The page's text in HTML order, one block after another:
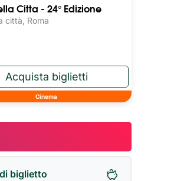
Citta - 24° Edizione
città, Roma
Cinema
biglietto